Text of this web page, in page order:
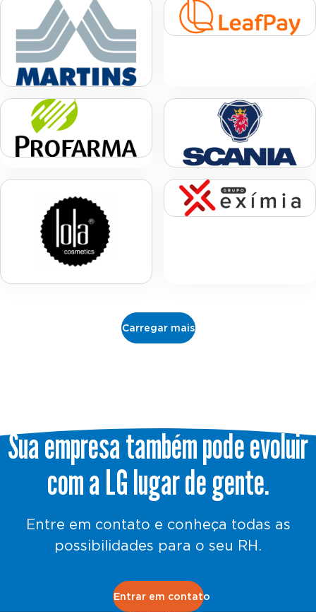
Carregar mais
Sua empresa também pode evoluir
com a LG lugar de gente.
Entre em contato e conheça todas as
possibilidades para o seu RH.
Entrar em contato